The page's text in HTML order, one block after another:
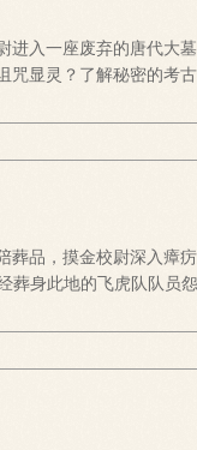
进入一座废弃的唐代大
咒显灵？了解秘密的
葬品，摸金校尉深入瘴
葬身此地的飞虎队队员